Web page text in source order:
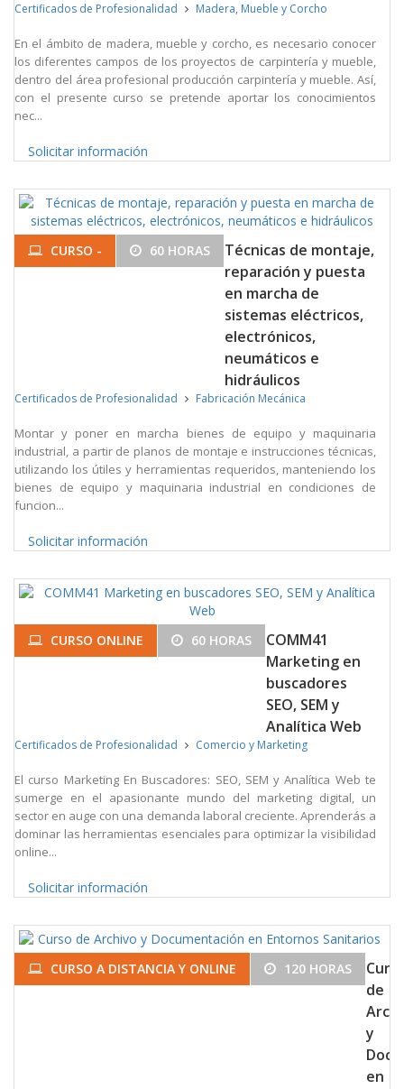
Certificados de Profesionalidad Madera, Mueble y Corcho
En el ámbito de madera, mueble y corcho, es necesario conocer
los diferentes campos de los proyectos de carpintería y mueble,
dentro del área profesional producción carpintería y mueble. Así,
con el presente curso se pretende aportar los conocimientos
nec...
Solicitar información
CURSO - 60 HORAS
Técnicas de montaje,
reparación y puesta
en marcha de
sistemas eléctricos,
electrónicos,
neumáticos e
hidráulicos
Certificados de Profesionalidad Fabricación Mecánica
Montar y poner en marcha bienes de equipo y maquinaria
industrial, a partir de planos de montaje e instrucciones técnicas,
utilizando los útiles y herramientas requeridos, manteniendo los
bienes de equipo y maquinaria industrial en condiciones de
funcion...
Solicitar información
CURSO ONLINE 60 HORAS
COMM41
Marketing en
buscadores
SEO, SEM y
Analítica Web
Certificados de Profesionalidad Comercio y Marketing
El curso Marketing En Buscadores: SEO, SEM y Analítica Web te
sumerge en el apasionante mundo del marketing digital, un
sector en auge con una demanda laboral creciente. Aprenderás a
dominar las herramientas esenciales para optimizar la visibilidad
online...
Solicitar información
CURSO A DISTANCIA Y ONLINE 120 HORAS
de
y
en